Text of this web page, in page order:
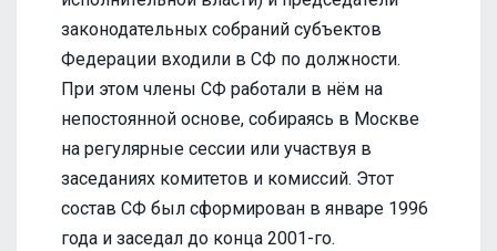
законодательных собраний субъектов
Федерации входили в СФ по должности.
При этом члены СФ работали в нём на
непостоянной основе, собираясь в Москве
на регулярные сессии или участвуя в
заседаниях комитетов и комиссий. Этот
состав СФ был сформирован в январе 1996
года и заседал до конца 2001-го.